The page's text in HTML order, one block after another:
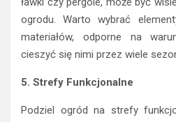
ogrodu. Warto wybrać
materiałów, odporne na
cieszyć się nimi przez wiele
5. Strefy Funkcjonalne
Podziel ogród na strefy